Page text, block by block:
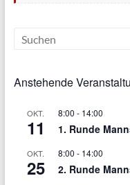
Anstehende
OKT.
11
8:00 - 14:00
1. Runde
OKT.
25
8:00 - 14:00
2. Runde